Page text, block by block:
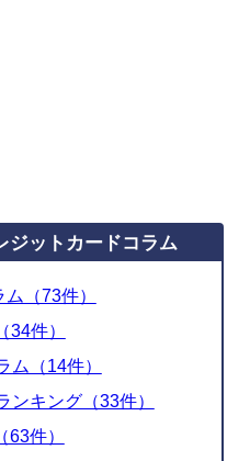
ジットカードコラム
（73件）
件）
ム（14件）
ンキング（33件）
件）